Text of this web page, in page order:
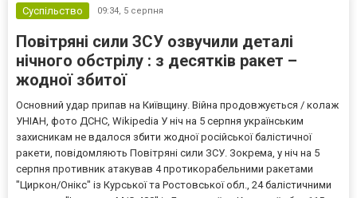
Суспільство 09:34, 5 серпня
Повітряні сили ЗСУ озвучили деталі
нічного обстрілу : з десятків ракет –
жодної збитої
Основний удар припав на Київщину. Війна продовжується / колаж
УНІАН, фото ДСНС, Wikipedia У ніч на 5 серпня українським
захисникам не вдалося збити жодної російської балістичної
ракети, повідомляють Повітряні сили ЗСУ. Зокрема, у ніч на 5
серпня противник атакував 4 протикорабельними ракетами
"Циркон/Онікс" із Курської та Ростовської обл., 24 балістичними